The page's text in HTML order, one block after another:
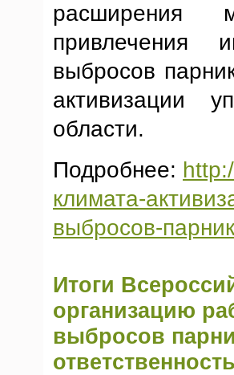
расширения
привлечения
выбросов
активизации
области.
Подробнее:
климата-
выбросов-
Итоги
организацию
выбросов